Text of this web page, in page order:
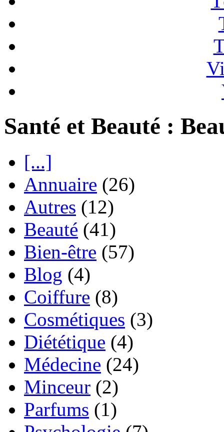
Santé et Beauté :
[...]
Annuaire (26)
Autres (12)
Beauté (41)
Bien-être (57)
Blog (4)
Coiffure (8)
Cosmétiques (3)
Diététique (4)
Médecine (24)
Minceur (2)
Parfums (1)